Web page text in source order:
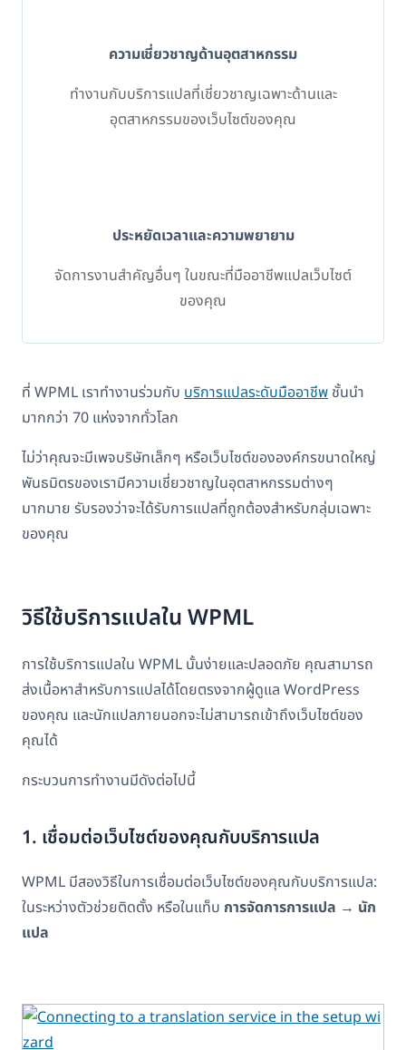
ความเชี่ยวชาญด้านอุตสาหกรรม
ทำงานกับบริการแปลที่เชี่ยวชาญเฉพาะด้านและ
อุตสาหกรรมของเว็บไซต์ของคุณ
ประหยัดเวลาและความพยายาม
จัดการงานสำคัญอื่นๆ ในขณะที่มืออาชีพแปลเว็บไซต์
ของคุณ
ที่ WPML เราทำงานร่วมกับ บริการแปลระดับมืออาชีพ ชั้นนำ
มากกว่า 70 แห่งจากทั่วโลก
ไม่ว่าคุณจะมีเพจบริษัทเล็กๆ หรือเว็บไซต์ขององค์กรขนาดใหญ่
พันธมิตรของเรามีความเชี่ยวชาญในอุตสาหกรรมต่างๆ
มากมาย รับรองว่าจะได้รับการแปลที่ถูกต้องสำหรับกลุ่มเฉพาะ
ของคุณ
วิธีใช้บริการแปลใน WPML
การใช้บริการแปลใน WPML นั้นง่ายและปลอดภัย คุณสามารถ
ส่งเนื้อหาสำหรับการแปลได้โดยตรงจากผู้ดูแล WordPress
ของคุณ และนักแปลภายนอกจะไม่สามารถเข้าถึงเว็บไซต์ของ
คุณได้
กระบวนการทำงานมีดังต่อไปนี้
1. เชื่อมต่อเว็บไซต์ของคุณกับบริการแปล
WPML มีสองวิธีในการเชื่อมต่อเว็บไซต์ของคุณกับบริการแปล:
ในระหว่างตัวช่วยติดตั้ง หรือในแท็บ การจัดการการแปล → นัก
แปล